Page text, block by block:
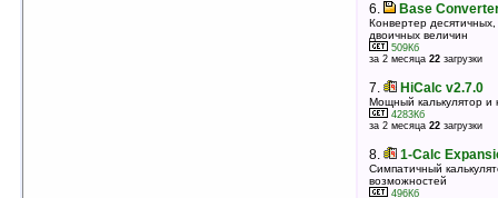
6. Base
Конвертер
двоичных величин
509Кб
за 2 месяца 22 загрузки
7. HiCalc v2.7.0
Мощный калькулятор и
4283Кб
за 2 месяца 22 загрузки
8. 1-Calc
Симпатичный
возможностей
496Кб